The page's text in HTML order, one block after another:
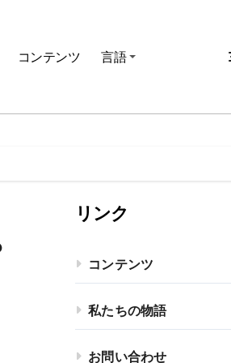
コンテンツ 言語
リンク
コンテンツ
私たちの物語
お問い合わせ